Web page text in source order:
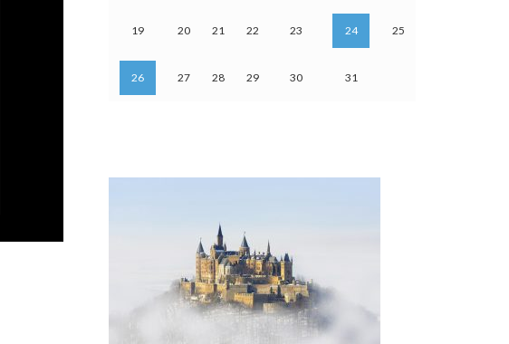
19 20 21 22 23 24 25
26 27 28 29 30 31